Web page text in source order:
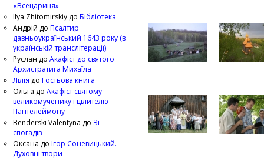
«Всецариця»
Ilya Zhitomirskiy до Бібліотека
Андрій до Псалтир
давньоукраїнський 1643 року (в
українській транслітерації)
Руслан до Акафіст до святого
Архистратига Михаїла
Лілія до Гостьова книга
Ольга до Акафіст святому
великомученику і цілителю
Пантелеймону
Benderski Valentyna до Зі
спогадів
Оксана до Ігор Соневицький.
Духовні твори